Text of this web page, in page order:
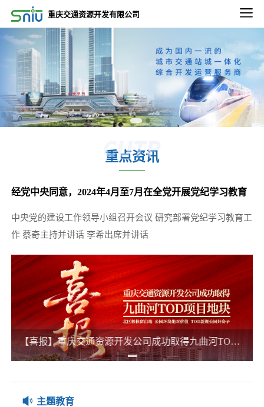
重庆交通资源开发有限公司
重点资讯
经党中央同意，2024年4月至7月在全党开展党纪学习教育
中央党的建设工作领导小组召开会议 研究部署党纪学习教育工
作 蔡奇主持并讲话 李希出席并讲话
【喜报】重庆交通资源开发公司成功取得九曲河TOD项目地块 激活区域新活力
主题教育
习近平：在庆祝中国共产党成立105周年大会上的讲话
2026-07-01
那些践行正确政绩观的榜样
2026-06-16
2022-2023年度重庆通邑物业轨道线绿植养租赁养护服务比选邀请第三次公告
2022-09-02
2022-2023年度重庆通邑物业永川三峰项目保洁、绿化服务比选邀请公告
2022-09-02
2022-2023年度重庆通邑物业永川三峰项目保安服务 比选邀请公告
2022-09-26
2022-11-11
微电园站一体化综合开发项目设计咨询服务中选候选人公示
2025-12-24
五里店TOD项目下部主体建筑结构安全性鉴定项目比选公告
2025-12-05
五里店TOD项目下部主体建筑消防安全评估项目比选公告
2025-12-05
椿萱大道等4个开发用地公交站场委托咨询服务项目比选公告
2025-12-05